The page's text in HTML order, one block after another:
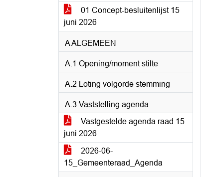
01 Concept-besluitenlijst 15
juni 2026
A ALGEMEEN
A.1 Opening/moment stilte
A.2 Loting volgorde stemming
A.3 Vaststelling agenda
Vastgestelde agenda raad 15
juni 2026
2026-06-
15_Gemeenteraad_Agenda